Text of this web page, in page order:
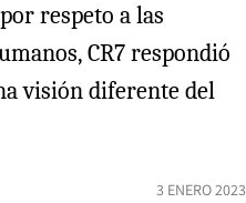
respeto a las
CR7 respondió
visión diferente del
3 ENERO 2023